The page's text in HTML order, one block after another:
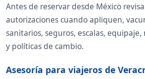
Antes de reservar desde México
autorizaciones cuando apliquen,
sanitarios, seguros, escalas,
y políticas de cambio.
Asesoría para viajeros de